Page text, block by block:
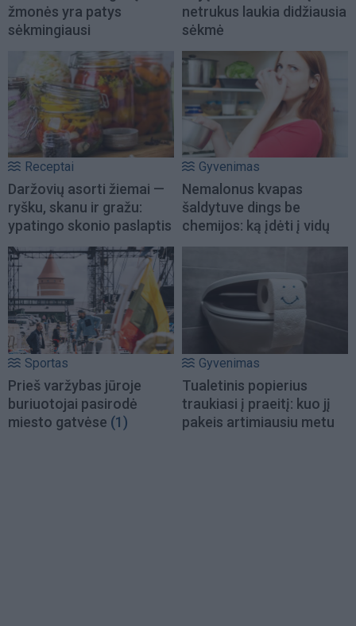
žmonės yra patys
sėkmingiausi
netrukus laukia didžiausia
sėkmė
Receptai
Daržovių asorti žiemai —
ryšku, skanu ir gražu:
ypatingo skonio paslaptis
Gyvenimas
Nemalonus kvapas
šaldytuve dings be
chemijos: ką įdėti į vidų
Sportas
Prieš varžybas jūroje
buriuotojai pasirodė
miesto gatvėse (1)
Gyvenimas
Tualetinis popierius
traukiasi į praeitį: kuo jį
pakeis artimiausiu metu